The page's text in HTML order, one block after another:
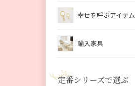
幸せを呼ぶアイテム
輸入家具
定番シリーズで選ぶ